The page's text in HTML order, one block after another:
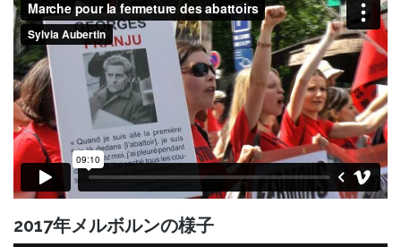
2017年メルボルンの様子